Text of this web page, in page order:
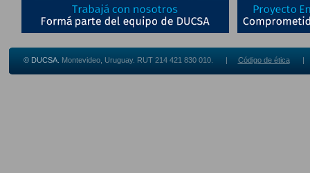
© DUCSA. Montevideo, Uruguay. RUT 214 421 830 010. | Código de ética|